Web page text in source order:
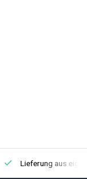
Lieferung aus